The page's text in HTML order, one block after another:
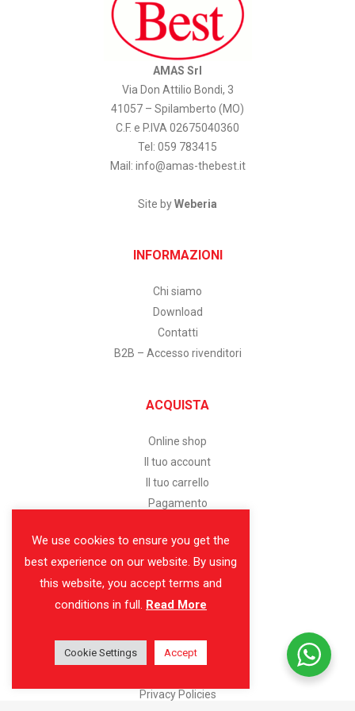
AMAS Srl
Via Don Attilio Bondi, 3
41057 – Spilamberto (MO)
C.F. e P.IVA 02675040360
Tel: 059 783415
Mail: info@amas-thebest.it
Site byWeberia
INFORMAZIONI
Chi siamo
Download
Contatti
B2B – Accesso rivenditori
ACQUISTA
Online shop
Il tuo account
Il tuo carrello
Pagamento
SERVIZIO CLIENTI
Assistenza clienti
Modalità di pagamento
Reso facile
Privacy Policies
We use cookies to ensure you get the
best experience on our website. By using
this website, you accept terms and
conditions in full. Read More
Cookie Settings Accept